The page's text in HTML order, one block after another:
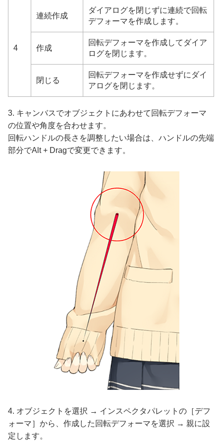
4
連続作成
ダイアログを閉じずに連続で回転
デフォーマを作成します。
作成
回転デフォーマを作成してダイア
ログを閉じます。
閉じる
回転デフォーマを作成せずにダイ
アログを閉じます。
3. キャンバスでオブジェクトにあわせて回転デフォーマ
の位置や角度を合わせます。
回転ハンドルの長さを調整したい場合は、ハンドルの先端
部分でAlt + Dragで変更できます。
4. オブジェクトを選択 → インスペクタパレットの［デフ
ォーマ］から、作成した回転デフォーマを選択 → 親に設
定します。